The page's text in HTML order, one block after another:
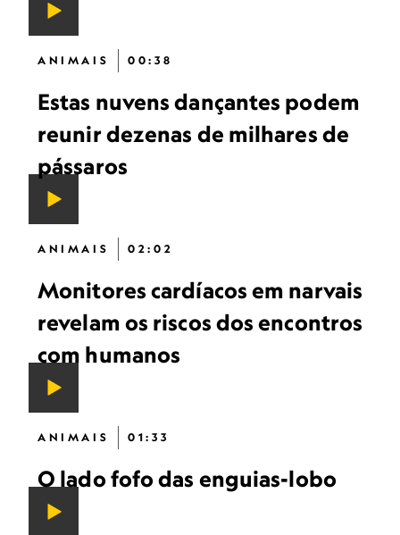
ANIMAIS 00:38
Estas nuvens dançantes podem
reunir dezenas de milhares de
pássaros
ANIMAIS 02:02
Monitores cardíacos em narvais
revelam os riscos dos encontros
com humanos
ANIMAIS 01:33
O lado fofo das enguias-lobo